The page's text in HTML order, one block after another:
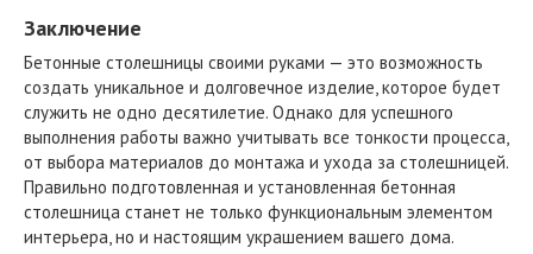
Заключение
Бетонные столешницы своими руками — это возможность
создать уникальное и долговечное изделие, которое будет
служить не одно десятилетие. Однако для успешного
выполнения работы важно учитывать все тонкости процесса,
от выбора материалов до монтажа и ухода за столешницей.
Правильно подготовленная и установленная бетонная
столешница станет не только функциональным элементом
интерьера, но и настоящим украшением вашего дома.